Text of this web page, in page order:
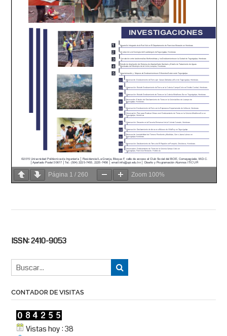
Página 1 / 260 Zoom 100%
ISSN: 2410-9053
CONTADOR DE VISITAS
Vistas hoy : 38